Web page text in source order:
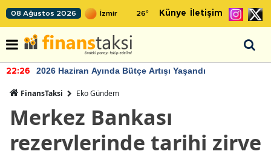
08 Ağustos 2026 26° Künye İletişim
22:26 2026 Haziran Ayında Bütçe Artışı Yaşandı
FinansTaksi Eko Gündem
Merkez Bankası
rezervlerinde tarihi zirve